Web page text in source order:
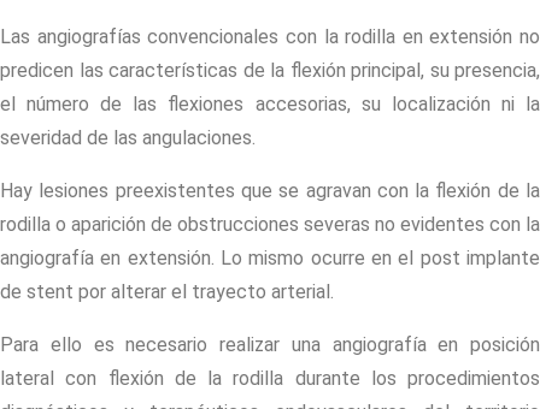
Las angiografías convencionales con la rodilla en extensión no
predicen las características de la flexión principal, su presencia,
el número de las flexiones accesorias, su localización ni la
severidad de las angulaciones.
Hay lesiones preexistentes que se agravan con la flexión de la
rodilla o aparición de obstrucciones severas no evidentes con la
angiografía en extensión. Lo mismo ocurre en el post implante
de stent por alterar el trayecto arterial.
Para ello es necesario realizar una angiografía en posición
lateral con flexión de la rodilla durante los procedimientos